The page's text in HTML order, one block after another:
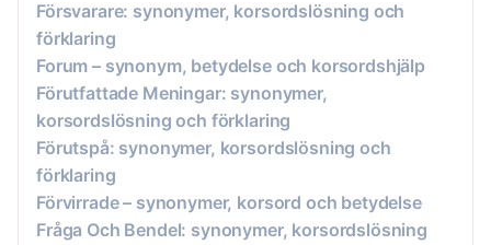
Försvarare: synonymer, korsordslösning och
förklaring
Forum – synonym, betydelse och korsordshjälp
Förutfattade Meningar: synonymer,
korsordslösning och förklaring
Förutspå: synonymer, korsordslösning och
förklaring
Förvirrade – synonymer, korsord och betydelse
Fråga Och Bendel: synonymer, korsordslösning